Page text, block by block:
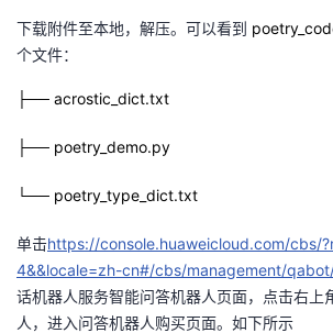
下载附件至本地，解压。可以看到
个文件：
├── acrostic_dict.txt
├── poetry_demo.py
└── poetry_type_dict.txt
单击https://console.huaweicloud.com/cbs/
4&&locale=zh-cn#/cbs/management/
话机器人服务智能问答机器人页面，点击右上
人，进入问答机器人购买页面。 如下所示